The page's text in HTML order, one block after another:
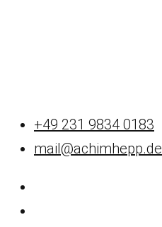
+49 231 9834 0183
mail@achimhepp.de